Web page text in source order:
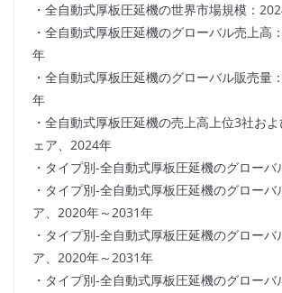
・全自動式厚板圧延機の世界市場規模：
・全自動式厚板圧延機のグローバル売上高
年
・全自動式厚板圧延機のグローバル販売量
年
・全自動式厚板圧延機の売上高上位3社お
ェア、2024年
・タイプ別-全自動式厚板圧延機のグローバ
・タイプ別-全自動式厚板圧延機のグローバ
ア、2020年～2031年
・タイプ別-全自動式厚板圧延機のグローバ
ア、2020年～2031年
・タイプ別-全自動式厚板圧延機のグローバ